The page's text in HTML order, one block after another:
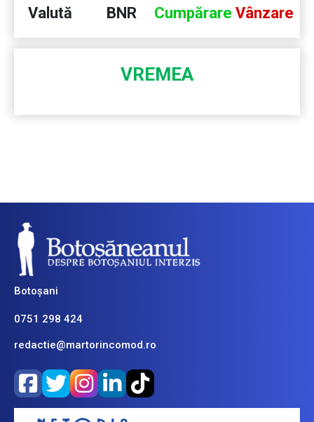
Valută BNR Cumpărare Vânzare
VREMEA
Botoșani
0751 298 424
redactie@martorincomod.ro